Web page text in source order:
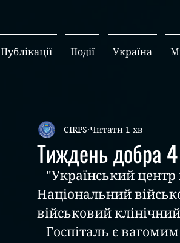
Публікації Події Україна
Тиждень добра 4
CIRPS Читати 1 хв
Національний
військовий
Госпіталь є